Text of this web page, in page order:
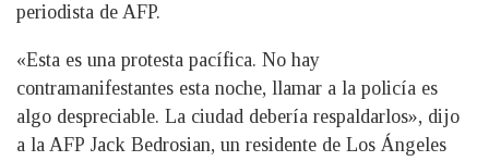
periodista de AFP.
«Esta es una protesta pacífica. No hay
contramanifestantes esta noche, llamar a la policía es
algo despreciable. La ciudad debería respaldarlos», dijo
a la AFP Jack Bedrosian, un residente de Los Ángeles